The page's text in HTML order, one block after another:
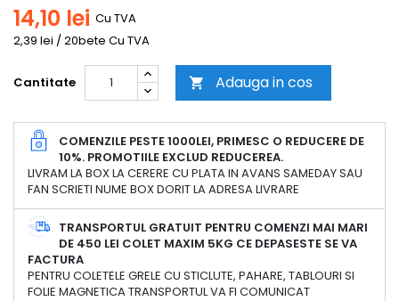
14,10 lei Cu TVA
2,39 lei / 20bete Cu TVA
Cantitate  Adauga in cos
COMENZILE PESTE 1000LEI, PRIMESC O REDUCERE DE
10%. PROMOTIILE EXCLUD REDUCEREA.
LIVRAM LA BOX LA CERERE CU PLATA IN AVANS SAMEDAY SAU
FAN SCRIETI NUME BOX DORIT LA ADRESA LIVRARE
TRANSPORTUL GRATUIT PENTRU COMENZI MAI MARI
DE 450 LEI COLET MAXIM 5KG CE DEPASESTE SE VA
FACTURA
PENTRU COLETELE GRELE CU STICLUTE, PAHARE, TABLOURI SI
FOLIE MAGNETICA TRANSPORTUL VA FI COMUNICAT